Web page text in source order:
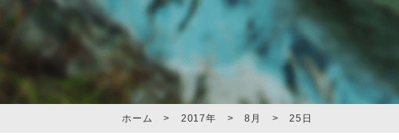
ホーム > 2017年 > 8月 > 25日